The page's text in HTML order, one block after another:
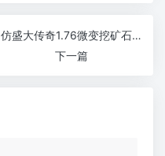
仿盛大传奇1.76微变挖矿石基本方法
下一篇